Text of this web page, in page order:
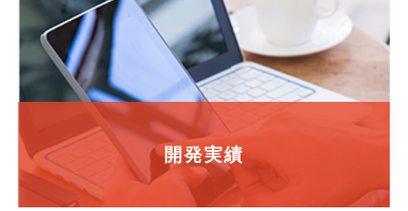
開発実績